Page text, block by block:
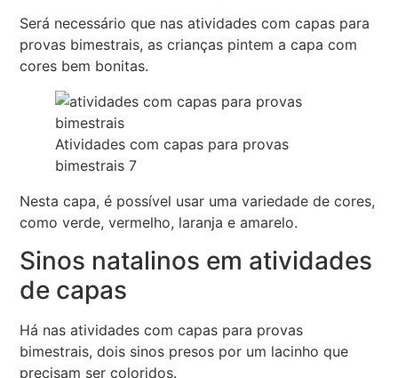
Será necessário que nas atividades com capas para
provas bimestrais, as crianças pintem a capa com
cores bem bonitas.
Atividades com capas para provas
bimestrais 7
Nesta capa, é possível usar uma variedade de cores,
como verde, vermelho, laranja e amarelo.
Sinos natalinos em atividades
de capas
Há nas atividades com capas para provas
bimestrais, dois sinos presos por um lacinho que
precisam ser coloridos.